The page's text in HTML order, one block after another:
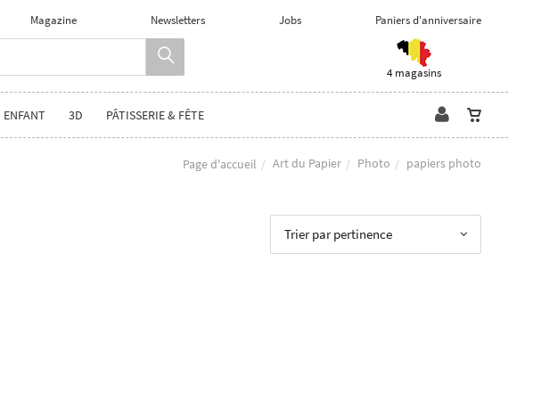
Magazine Newsletters Jobs Paniers d'anniversaire
4 magasins
ENFANT 3D PÂTISSERIE & FÊTE
Page d'accueil Art du Papier Photo papiers photo
Trier par pertinence